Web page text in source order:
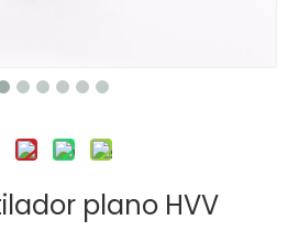
plano HVV